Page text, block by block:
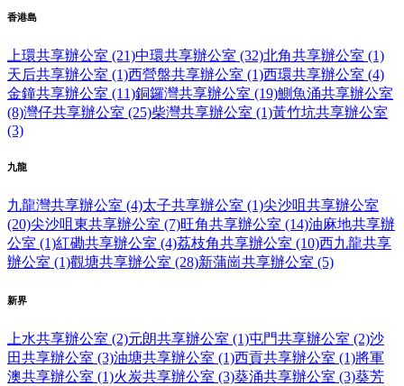
香港島
上環共享辦公室 (21)中環共享辦公室 (32)北角共享辦公室 (1)
天后共享辦公室 (1)西營盤共享辦公室 (1)西環共享辦公室 (4)
金鐘共享辦公室 (11)銅鑼灣共享辦公室 (19)鰂魚涌共享辦公室
(8)灣仔共享辦公室 (25)柴灣共享辦公室 (1)黃竹坑共享辦公室
(3)
九龍
九龍灣共享辦公室 (4)太子共享辦公室 (1)尖沙咀共享辦公室
(20)尖沙咀東共享辦公室 (7)旺角共享辦公室 (14)油麻地共享辦
公室 (1)紅磡共享辦公室 (4)荔枝角共享辦公室 (10)西九龍共享
辦公室 (1)觀塘共享辦公室 (28)新蒲崗共享辦公室 (5)
新界
上水共享辦公室 (2)元朗共享辦公室 (1)屯門共享辦公室 (2)沙
田共享辦公室 (3)油塘共享辦公室 (1)西貢共享辦公室 (1)將軍
澳共享辦公室 (1)火炭共享辦公室 (3)葵涌共享辦公室 (3)葵芳